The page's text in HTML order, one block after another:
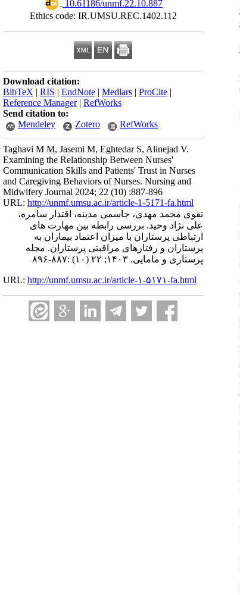
‎ 10.61186/unmf.22.10.887
Ethics code: IR.UMSU.REC.1402.112
Download citation:
BibTeX | RIS | EndNote | Medlars | ProCite |
Reference Manager| RefWorks
Send citation to:
Mendeley
Zotero RefWorks
Taghavi M M, Jasemi M, Eghtedar S, Alinejad V.
Examining the Relationship Between Nurses'
Communication Skills and Patients' Trust in Nurses
and Caregiving Behaviors of Nurses. Nursing and
Midwifery Journal 2024; 22 (10) :887-896
URL: http://unmf.umsu.ac.ir/article-1-5171-fa.html
تقوی محمد مهدی، جاسمی مدینه، اقتدار سامره،
علی نژاد وحید. بررسی رابطه بین مهارت های
ارتباطی پرستاران با میزان اعتماد بیماران به
پرستاران و رفتارهای مراقبتی پرستاران. مجله
پرستاری و مامایی. ۱۴۰۳; ۲۲ (۱۰) :۸۸۷-۸۹۶
URL: http://unmf.umsu.ac.ir/article-۱-۵۱۷۱-fa.html